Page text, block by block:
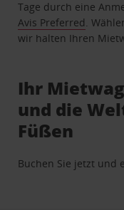
Tage durch eine
Avis Preferred .
wir halten Ihren
Ihr
und die
Füßen
Buchen Sie jetzt und